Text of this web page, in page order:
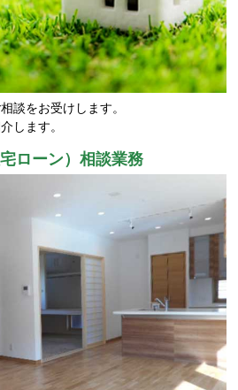
談をお受けします。
します。
ローン）相談業務